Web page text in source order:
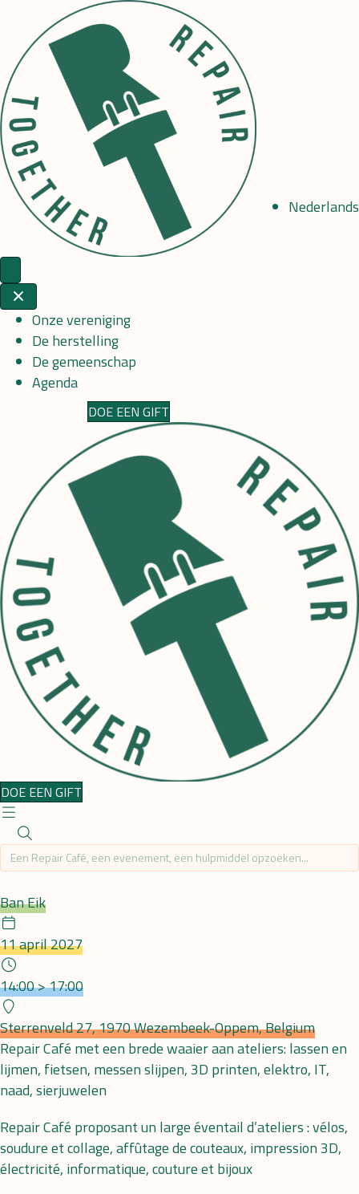
Onze vereniging
De herstelling
De gemeenschap
Agenda
DOE EEN GIFT
Nederlands
DOE EEN GIFT
Ban Eik
11 april 2027
14:00 > 17:00
Sterrenveld 27, 1970 Wezembeek-Oppem, Belgium
Repair Café met een brede waaier aan ateliers: lassen en
lijmen, fietsen, messen slijpen, 3D printen, elektro, IT,
naad, sierjuwelen
Repair Café proposant un large éventail d’ateliers : vélos,
soudure et collage, affûtage de couteaux, impression 3D,
électricité, informatique, couture et bijoux